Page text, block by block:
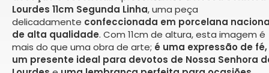
Lourdes 11cm Segunda Linha, uma peça
delicadamente confeccionada em porcelana
de alta qualidade. Com 11cm de altura, esta imagem é
mais do que uma obra de arte; é uma expressão de fé,
um presente ideal para devotos de Nossa Senhora